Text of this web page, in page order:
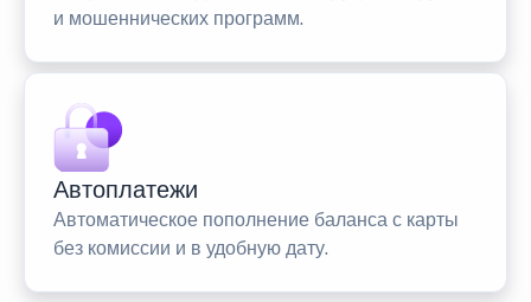
и мошеннических программ.
Автоплатежи
Автоматическое пополнение баланса с карты
без комиссии и в удобную дату.